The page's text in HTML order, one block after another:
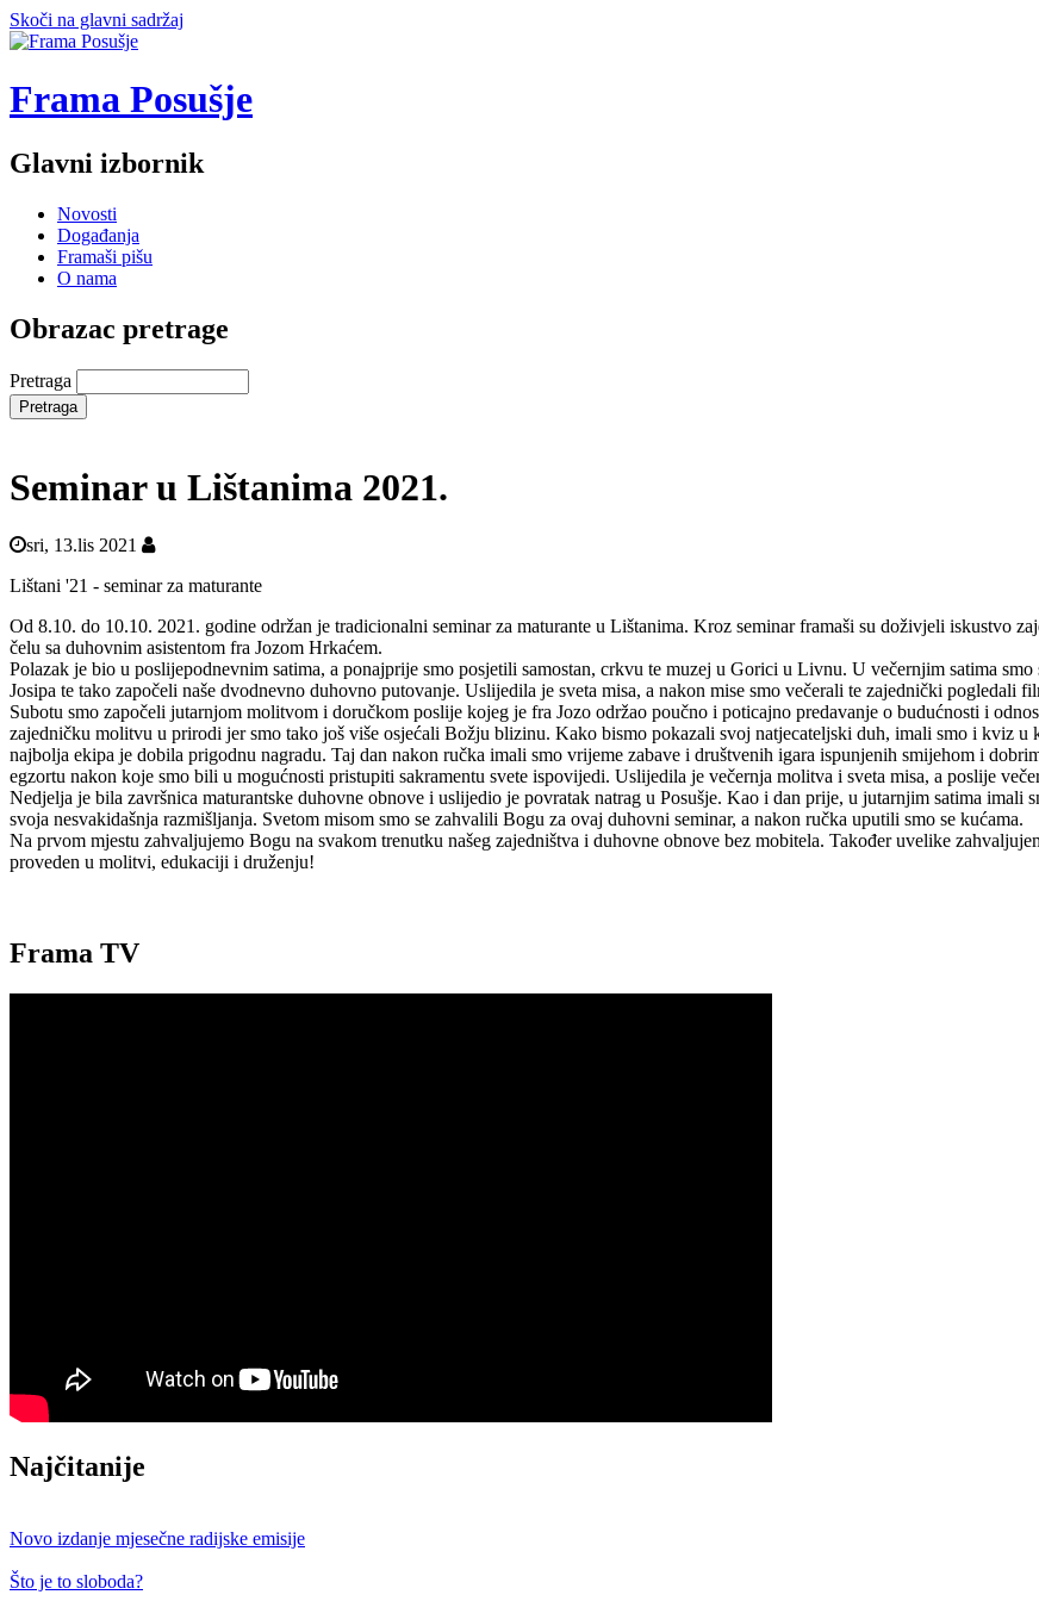
Skoči na glavni sadržaj
Frama Posušje
Glavni izbornik
Novosti
Događanja
Framaši pišu
O nama
Obrazac pretrage
Pretraga
Seminar u Lištanima 2021.
sri, 13.lis 2021
Lištani '21 - seminar za maturante
Od 8.10. do 10.10. 2021. godine održan je tradicionalni seminar za maturante u Lištanima. Kroz seminar framaši su doživjeli iskustvo
čelu sa duhovnim asistentom fra Jozom Hrkaćem.
Polazak je bio u poslijepodnevnim satima, a ponajprije smo posjetili samostan, crkvu te muzej u Gorici u Livnu. U večernjim satima
Josipa te tako započeli naše dvodnevno duhovno putovanje. Uslijedila je sveta misa, a nakon mise smo večerali te zajednički
Subotu smo započeli jutarnjom molitvom i doručkom poslije kojeg je fra Jozo održao poučno i poticajno predavanje o budućnosti i
zajedničku molitvu u prirodi jer smo tako još više osjećali Božju blizinu. Kako bismo pokazali svoj natjecateljski duh, imali smo i kviz u
najbolja ekipa je dobila prigodnu nagradu. Taj dan nakon ručka imali smo vrijeme zabave i društvenih igara ispunjenih smijehom i
egzortu nakon koje smo bili u mogućnosti pristupiti sakramentu svete ispovijedi. Uslijedila je večernja molitva i sveta misa, a poslije
Nedjelja je bila završnica maturantske duhovne obnove i uslijedio je povratak natrag u Posušje. Kao i dan prije, u jutarnjim satima
svoja nesvakidašnja razmišljanja. Svetom misom smo se zahvalili Bogu za ovaj duhovni seminar, a nakon ručka uputili smo se kućama.
Na prvom mjestu zahvaljujemo Bogu na svakom trenutku našeg zajedništva i duhovne obnove bez mobitela. Također uvelike
proveden u molitvi, edukaciji i druženju!
Frama TV
Najčitanije
Novo izdanje mjesečne radijske emisije
Što je to sloboda?